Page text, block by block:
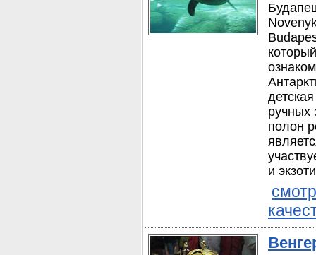
ручных
полон
и